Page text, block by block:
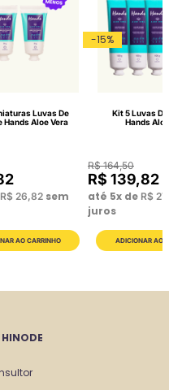
Luvas De
Hands Aloe Vera
R$ 26,82 sem
-15%
Kit 5 Luvas
Hands
R$ 164,50
R$ 139,82
até 5x de R$ 27
juros